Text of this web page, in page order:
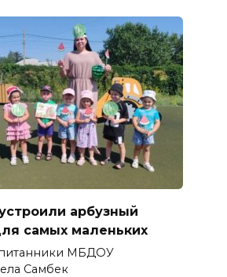
арбузный
самых маленьких
МБДОУ
Самбек